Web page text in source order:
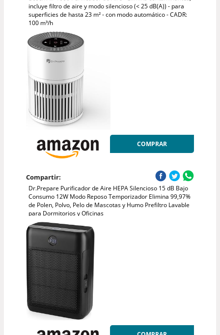
incluye filtro de aire y modo silencioso (< 25 dB(A)) - para
superficies de hasta 23 m² - con modo automático - CADR:
100 m³/h
COMPRAR
Compartir:
Dr.Prepare Purificador de Aire HEPA Silencioso 15 dB Bajo
Consumo 12W Modo Reposo Temporizador Elimina 99,97%
de Polen, Polvo, Pelo de Mascotas y Humo Prefiltro Lavable
para Dormitorios y Oficinas